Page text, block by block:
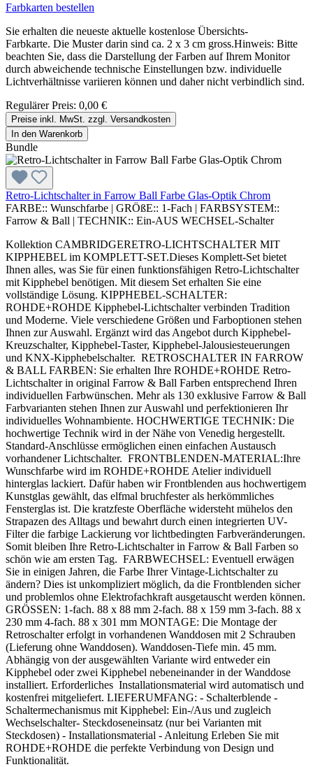
Farbkarten bestellen
Sie erhalten die neueste aktuelle kostenlose Übersichts-
Farbkarte. Die Muster darin sind ca. 2 x 3 cm gross.Hinweis: Bitte
beachten Sie, dass die Darstellung der Farben auf Ihrem Monitor
durch abweichende technische Einstellungen bzw. individuelle
Lichtverhältnisse variieren können und daher nicht verbindlich sind.
Regulärer Preis: 0,00 €
Preise inkl. MwSt. zzgl. Versandkosten
In den Warenkorb
Bundle
Retro-Lichtschalter in Farrow Ball Farbe Glas-Optik Chrom
FARBE:: Wunschfarbe | GRÖßE:: 1-Fach | FARBSYSTEM::
Farrow & Ball | TECHNIK:: Ein-AUS WECHSEL-Schalter
Kollektion CAMBRIDGERETRO-LICHTSCHALTER MIT
KIPPHEBEL im KOMPLETT-SET.Dieses Komplett-Set bietet
Ihnen alles, was Sie für einen funktionsfähigen Retro-Lichtschalter
mit Kipphebel benötigen. Mit diesem Set erhalten Sie eine
vollständige Lösung. KIPPHEBEL-SCHALTER:
ROHDE+ROHDE Kipphebel-Lichtschalter verbinden Tradition
und Moderne. Viele verschiedene Größen und Farboptionen stehen
Ihnen zur Auswahl. Ergänzt wird das Angebot durch Kipphebel-
Kreuzschalter, Kipphebel-Taster, Kipphebel-Jalousiesteuerungen
und KNX-Kipphebelschalter. RETROSCHALTER IN FARROW
& BALL FARBEN: Sie erhalten Ihre ROHDE+ROHDE Retro-
Lichtschalter in original Farrow & Ball Farben entsprechend Ihren
individuellen Farbwünschen. Mehr als 130 exklusive Farrow & Ball
Farbvarianten stehen Ihnen zur Auswahl und perfektionieren Ihr
individuelles Wohnambiente. HOCHWERTIGE TECHNIK: Die
hochwertige Technik wird in der Nähe von Venedig hergestellt.
Standard-Anschlüsse ermöglichen einen einfachen Austausch
vorhandener Lichtschalter. FRONTBLENDEN-MATERIAL:Ihre
Wunschfarbe wird im ROHDE+ROHDE Atelier individuell
hinterglas lackiert. Dafür haben wir Frontblenden aus hochwertigem
Kunstglas gewählt, das elfmal bruchfester als herkömmliches
Fensterglas ist. Die kratzfeste Oberfläche widersteht mühelos den
Strapazen des Alltags und bewahrt durch einen integrierten UV-
Filter die farbige Lackierung vor lichtbedingten Farbveränderungen.
Somit bleiben Ihre Retro-Lichtschalter in Farrow & Ball Farben so
schön wie am ersten Tag. FARBWECHSEL: Eventuell erwägen
Sie in einigen Jahren, die Farbe Ihrer Vintage-Lichtschalter zu
ändern? Dies ist unkompliziert möglich, da die Frontblenden sicher
und problemlos ohne Elektrofachkraft ausgetauscht werden können.
GRÖSSEN: 1-fach. 88 x 88 mm 2-fach. 88 x 159 mm 3-fach. 88 x
230 mm 4-fach. 88 x 301 mm MONTAGE: Die Montage der
Retroschalter erfolgt in vorhandenen Wanddosen mit 2 Schrauben
(Lieferung ohne Wanddosen). Wanddosen-Tiefe min. 45 mm.
Abhängig von der ausgewählten Variante wird entweder ein
Kipphebel oder zwei Kipphebel nebeneinander in der Wanddose
installiert. Erforderliches Installationsmaterial wird automatisch und
kostenfrei mitgeliefert. LIEFERUMFANG: - Schalterblende -
Schaltermechanismus mit Kipphebel: Ein-/Aus und zugleich
Wechselschalter- Steckdoseneinsatz (nur bei Varianten mit
Steckdosen) - Installationsmaterial - Anleitung Erleben Sie mit
ROHDE+ROHDE die perfekte Verbindung von Design und
Funktionalität.